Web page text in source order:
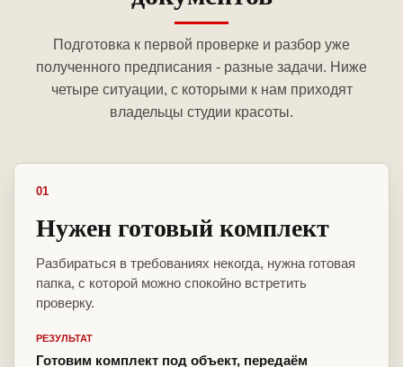
Подготовка к первой проверке и разбор уже
полученного предписания - разные задачи. Ниже
четыре ситуации, с которыми к нам приходят
владельцы студии красоты.
01
Нужен готовый комплект
Разбираться в требованиях некогда, нужна готовая
папка, с которой можно спокойно встретить
проверку.
РЕЗУЛЬТАТ
Готовим комплект под объект, передаём